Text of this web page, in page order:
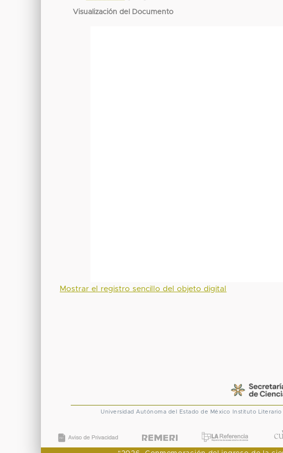
Visualización del Documento
Mostrar el registro sencillo del objeto digital
Universidad Autónoma del Estado de México Instituto